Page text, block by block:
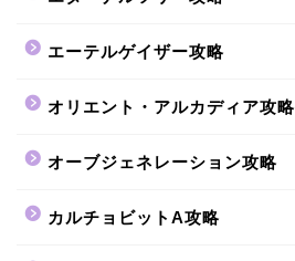
エーテルゲイザー攻略
オリエント・アルカディア攻略
オーブジェネレーション攻略
カルチョビットA攻略